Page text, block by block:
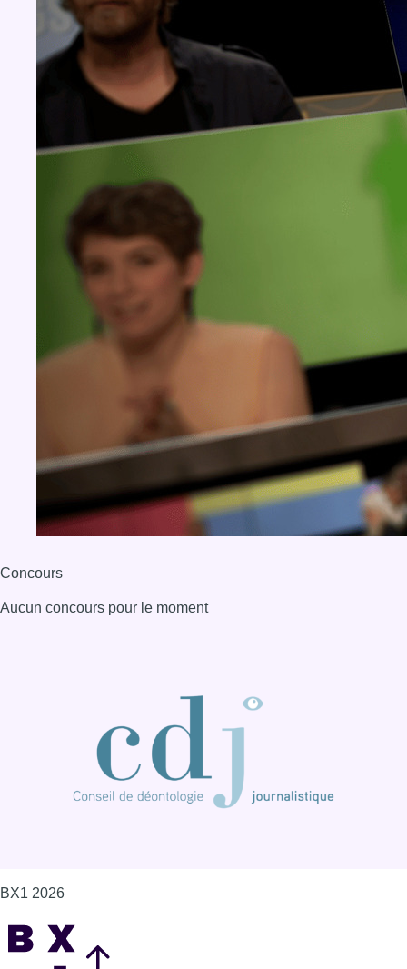
Concours
Aucun concours pour le moment
BX1 2026